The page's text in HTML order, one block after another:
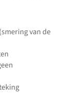
van de